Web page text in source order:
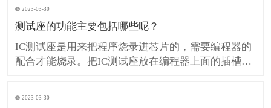
形；
2023-03-30
测试座的功能主要包括哪些呢？
IC测试座是用来把程序烧录进芯片的，需要编程器的
配合才能烧录。把IC测试座放在编程器上面的插槽
2023-03-30